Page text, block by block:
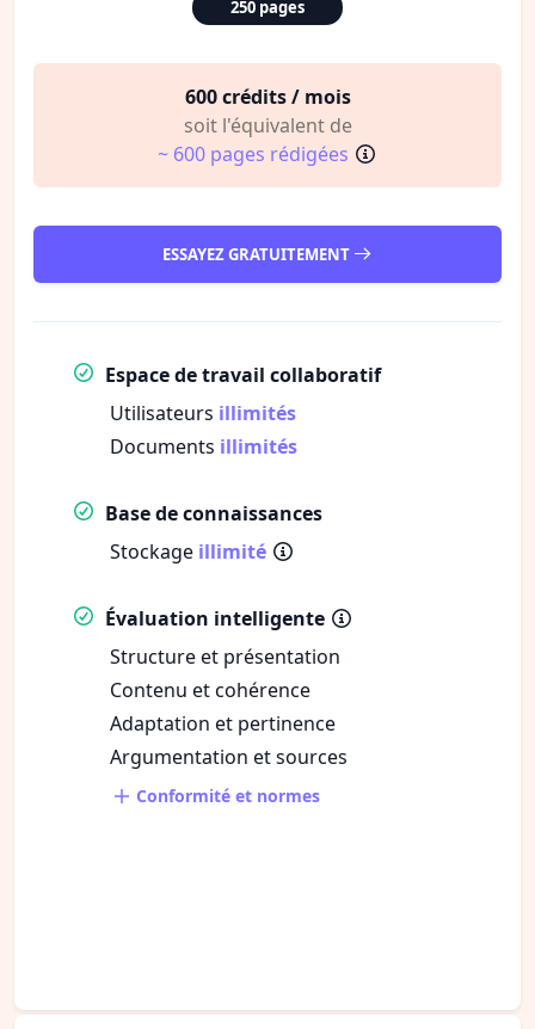
250 pages
600 crédits / mois
soit l'équivalent de
~ 600 pages rédigées
ESSAYEZ GRATUITEMENT
Espace de travail collaboratif
Utilisateurs illimités
Documents illimités
Base de connaissances
Stockage illimité
Évaluation intelligente
Structure et présentation
Contenu et cohérence
Adaptation et pertinence
Argumentation et sources
Conformité et normes